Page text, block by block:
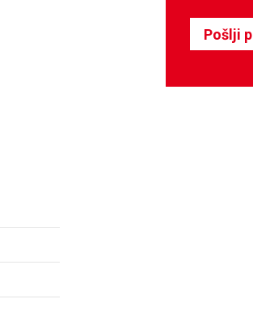
Pošlji